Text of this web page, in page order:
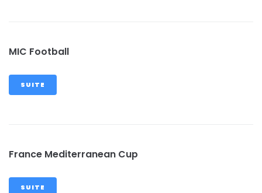
MIC Football
SUITE
France Mediterranean Cup
SUITE